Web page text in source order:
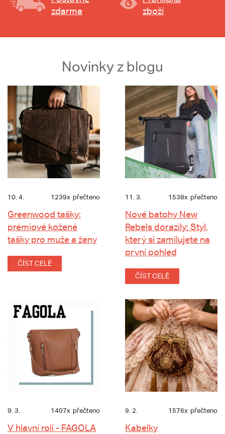
zdarma
zboží
Novinky z blogu
10. 4. 1239x přečteno
Greenwood tašky:
prémiové kožené
tašky pro muže a ženy
ČÍST CELÉ
11. 3. 1538x přečteno
Nové batohy New
Rebels dorazily: Styl,
který si zamilujete na
první pohled
ČÍST CELÉ
9. 3. 1407x přečteno
V hlavní roli - FAGOLA
9. 2. 1576x přečteno
Kabelky